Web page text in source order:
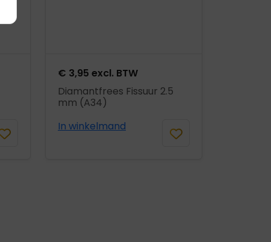
€ 3,95 excl. BTW
Diamantfrees Fissuur 2.5
mm (A34)
In winkelmand